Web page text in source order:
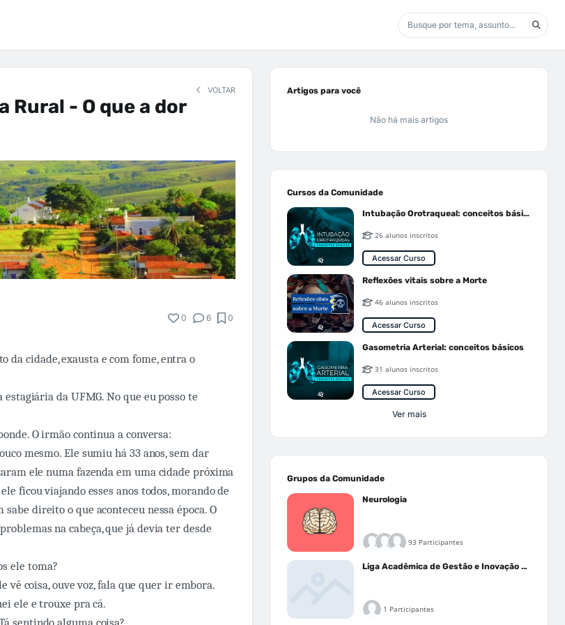
VOLTAR
Rural - O que a dor
0 6 0
da cidade, exausta e com fome, entra o
estagiária da UFMG. No que eu posso te
O irmão continua a conversa:
mesmo. Ele sumiu há 33 anos, sem dar
ele numa fazenda em uma cidade próxima
ficou viajando esses anos todos, morando de
direito o que aconteceu nessa época. O
na cabeça, que já devia ter desde
ele toma?
vê coisa, ouve voz, fala que quer ir embora.
ele e trouxe pra cá.
Artigos para você
Não há mais artigos
Cursos da Comunidade
Intubação Orotraqueal: conceitos básicos
26 alunos inscritos
Acessar Curso
Reflexões vitais sobre a Morte
46 alunos inscritos
Acessar Curso
Gasometria Arterial: conceitos básicos
31 alunos inscritos
Acessar Curso
Ver mais
Grupos da Comunidade
Neurologia
93 Participantes
Liga Acadêmica de Gestão e Inovação Médica - LAGIM
1 Participantes